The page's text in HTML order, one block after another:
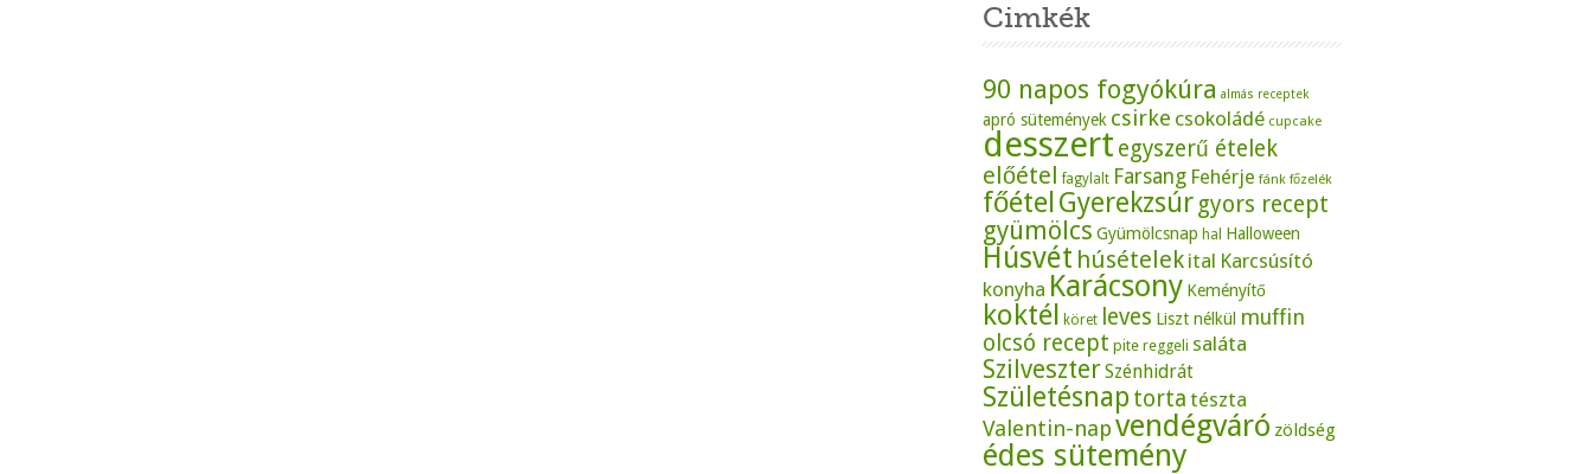
Cimkék
90 napos fogyókúra almás receptek
apró sütemények csirke csokoládé cupcake
desszert egyszerű ételek
előétel fagylalt Farsang Fehérje fánk főzelék
főétel Gyerekzsúr gyors recept
gyümölcs Gyümölcsnap hal Halloween
Húsvét húsételek ital Karcsúsító
konyha Karácsony Keményítő
koktél köret leves Liszt nélkül muffin
olcsó recept pite reggeli saláta
SzilveszterSzénhidrát
Születésnap torta tészta
Valentin-napvendégváró zöldség
édes sütemény